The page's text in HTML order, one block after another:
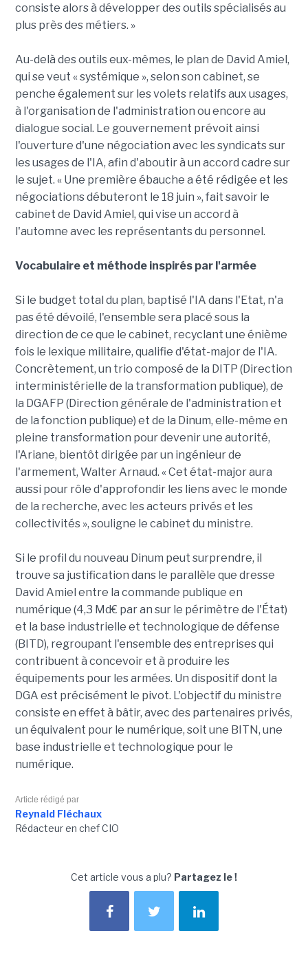
consiste alors à développer des outils spécialisés au
plus près des métiers. »
Au-delà des outils eux-mêmes, le plan de David Amiel,
qui se veut « systémique », selon son cabinet, se
penche également sur les volets relatifs aux usages,
à l'organisation de l'administration ou encore au
dialogue social. Le gouvernement prévoit ainsi
l'ouverture d'une négociation avec les syndicats sur
les usages de l'IA, afin d'aboutir à un accord cadre sur
le sujet. « Une première ébauche a été rédigée et les
négociations débuteront le 18 juin », fait savoir le
cabinet de David Amiel, qui vise un accord à
l'automne avec les représentants du personnel.
Vocabulaire et méthode inspirés par l'armée
Si le budget total du plan, baptisé l'IA dans l'Etat, n'a
pas été dévoilé, l'ensemble sera placé sous la
direction de ce que le cabinet, recyclant une énième
fois le lexique militaire, qualifie d'état-major de l'IA.
Concrètement, un trio composé de la DITP (Direction
interministérielle de la transformation publique), de
la DGAFP (Direction générale de l'administration et
de la fonction publique) et de la Dinum, elle-même en
pleine transformation pour devenir une autorité,
l'Ariane, bientôt dirigée par un ingénieur de
l'armement, Walter Arnaud. « Cet état-major aura
aussi pour rôle d'approfondir les liens avec le monde
de la recherche, avec les acteurs privés et les
collectivités », souligne le cabinet du ministre.
Si le profil du nouveau Dinum peut surprendre, il
trouve sa justification dans le parallèle que dresse
David Amiel entre la commande publique en
numérique (4,3 Md€ par an sur le périmètre de l'État)
et la base industrielle et technologique de défense
(BITD), regroupant l'ensemble des entreprises qui
contribuent à concevoir et à produire les
équipements pour les armées. Un dispositif dont la
DGA est précisément le pivot. L'objectif du ministre
consiste en effet à bâtir, avec des partenaires privés,
un équivalent pour le numérique, soit une BITN, une
base industrielle et technologique pour le
numérique.
Article rédigé par
Reynald Fléchaux
Rédacteur en chef CIO
Cet article vous a plu? Partagez le !